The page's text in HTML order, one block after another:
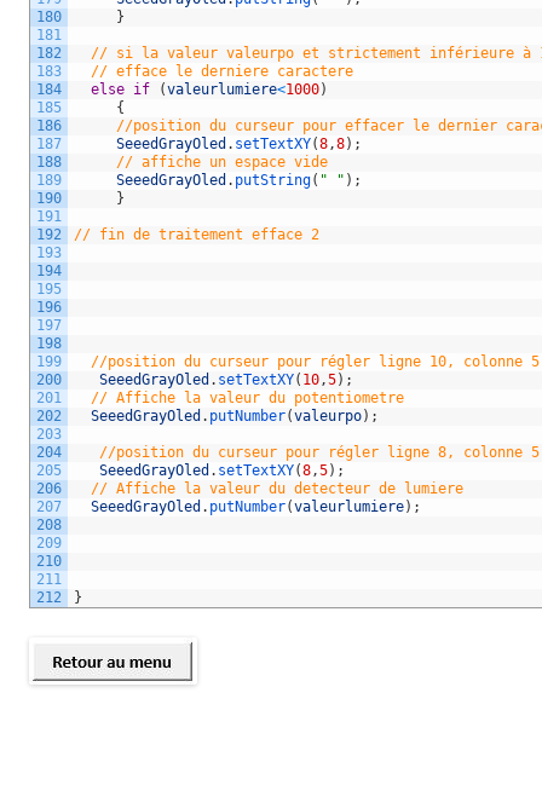
180
181
182
183
184
185
186
187
188
189
190
191
192
193
194
195
196
197
198
199
200
201
202
203
204
205
206
207
208
209
210
211
212
}
// si la valeur valeurpo et strictement inférieure à
// efface le derniere caractere
else if (valeurlumiere<1000)
{
//position du curseur pour effacer le dernier
SeeedGrayOled . setTextXY(8 ,8) ;
// affiche un espace vide
SeeedGrayOled . putString( " " ) ;
}
// fin de traitement efface 2
//position du curseur pour régler ligne 10, colonne 5
SeeedGrayOled . setTextXY( 10 ,5) ;
// Affiche la valeur du potentiometre
SeeedGrayOled . putNumber(valeurpo) ;
//position du curseur pour régler ligne 8, colonne 5
SeeedGrayOled . setTextXY(8 ,5) ;
// Affiche la valeur du detecteur de lumiere
SeeedGrayOled . putNumber(valeurlumiere) ;
}